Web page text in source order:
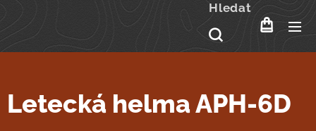
Hledat
Letecká helma APH-6D